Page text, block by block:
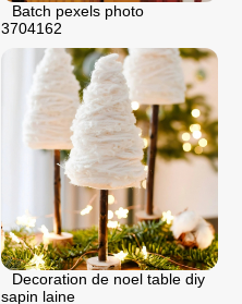
Batch pexels photo
3704162
Decoration de noel table diy
sapin laine